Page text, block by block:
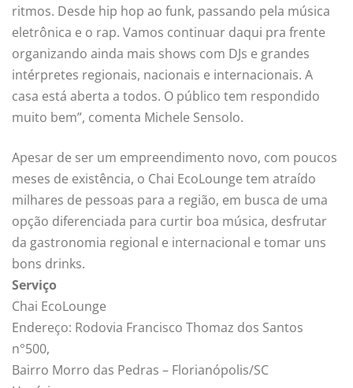
ritmos. Desde hip hop ao funk, passando pela música
eletrônica e o rap. Vamos continuar daqui pra frente
organizando ainda mais shows com DJs e grandes
intérpretes regionais, nacionais e internacionais. A
casa está aberta a todos. O público tem respondido
muito bem”, comenta Michele Sensolo.
Apesar de ser um empreendimento novo, com poucos
meses de existência, o Chai EcoLounge tem atraído
milhares de pessoas para a região, em busca de uma
opção diferenciada para curtir boa música, desfrutar
da gastronomia regional e internacional e tomar uns
bons drinks.
Serviço
Chai EcoLounge
Endereço: Rodovia Francisco Thomaz dos Santos
n°500,
Bairro Morro das Pedras – Florianópolis/SC